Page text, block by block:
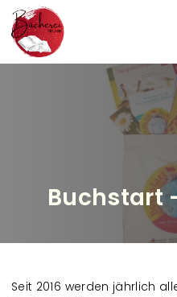
Buchstart
Seit 2016 werden jährlich